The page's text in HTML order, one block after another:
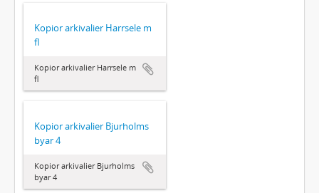
Kopior arkivalier Harrsele m
fl
Kopior arkivalier Harrsele m
fl
Kopior arkivalier Bjurholms
byar 4
Kopior arkivalier Bjurholms
byar 4